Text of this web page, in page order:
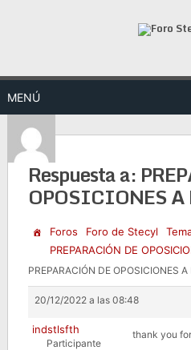
MENÚ
Respuesta a:
OPOSICIONES
Foros Foro de Stecyl
PREPARACIÓN DE
PREPARACIÓN DE OPOSICIONES
20/12/2022 a las 08:48
indstlsfth
Participante
thank you